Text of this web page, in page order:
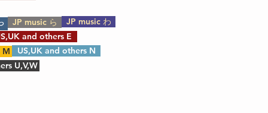
JP music ら
JP music わ
and others E
US,UK and others N
U,V,W
M